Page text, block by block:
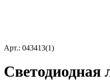
Арт.: 043413(1)
Светодиодная